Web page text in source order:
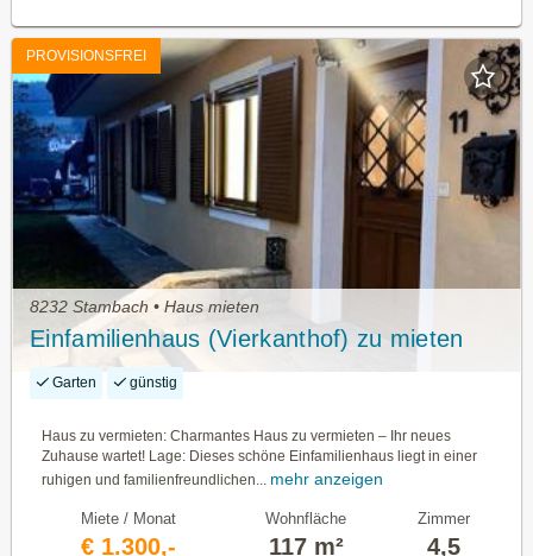
PROVISIONSFREI
8232 Stambach • Haus mieten
Einfamilienhaus (Vierkanthof) zu mieten
Garten günstig
Haus zu vermieten: Charmantes Haus zu vermieten – Ihr neues
Zuhause wartet! Lage: Dieses schöne Einfamilienhaus liegt in einer
ruhigen und familienfreundlichen... mehr anzeigen
Miete / Monat
€ 1.300,-
Wohnfläche
117 m²
Zimmer
4,5